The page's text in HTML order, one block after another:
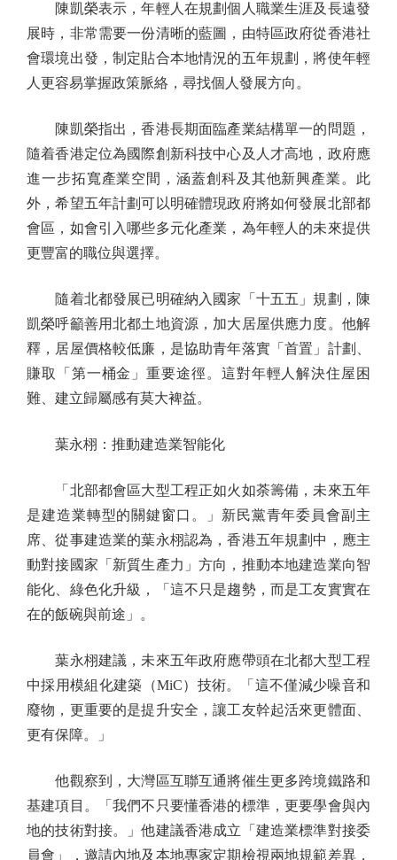
陳凱榮表示，年輕人在規劃個人職業生涯及長遠發
展時，非常需要一份清晰的藍圖，由特區政府從香港社
會環境出發，制定貼合本地情況的五年規劃，將使年輕
人更容易掌握政策脈絡，尋找個人發展方向。
陳凱榮指出，香港長期面臨產業結構單一的問題，
隨着香港定位為國際創新科技中心及人才高地，政府應
進一步拓寬產業空間，涵蓋創科及其他新興產業。此
外，希望五年計劃可以明確體現政府將如何發展北部都
會區，如會引入哪些多元化產業，為年輕人的未來提供
更豐富的職位與選擇。
隨着北都發展已明確納入國家「十五五」規劃，陳
凱榮呼籲善用北都土地資源，加大居屋供應力度。他解
釋，居屋價格較低廉，是協助青年落實「首置」計劃、
賺取「第一桶金」重要途徑。這對年輕人解決住屋困
難、建立歸屬感有莫大裨益。
葉永栩：推動建造業智能化
「北部都會區大型工程正如火如荼籌備，未來五年
是建造業轉型的關鍵窗口。」新民黨青年委員會副主
席、從事建造業的葉永栩認為，香港五年規劃中，應主
動對接國家「新質生產力」方向，推動本地建造業向智
能化、綠色化升級，「這不只是趨勢，而是工友實實在
在的飯碗與前途」。
葉永栩建議，未來五年政府應帶頭在北都大型工程
中採用模組化建築（MiC）技術。「這不僅減少噪音和
廢物，更重要的是提升安全，讓工友幹起活來更體面、
更有保障。」
他觀察到，大灣區互聯互通將催生更多跨境鐵路和
基建項目。「我們不只要懂香港的標準，更要學會與內
地的技術對接。」他建議香港成立「建造業標準對接委
員會」，邀請內地及本地專家定期檢視兩地規範差異，